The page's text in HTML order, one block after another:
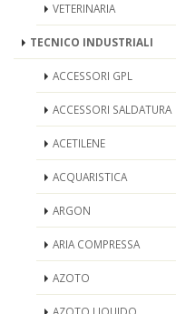
VETERINARIA
TECNICO INDUSTRIALI
ACCESSORI GPL
ACCESSORI SALDATURA
ACETILENE
ACQUARISTICA
ARGON
ARIA COMPRESSA
AZOTO